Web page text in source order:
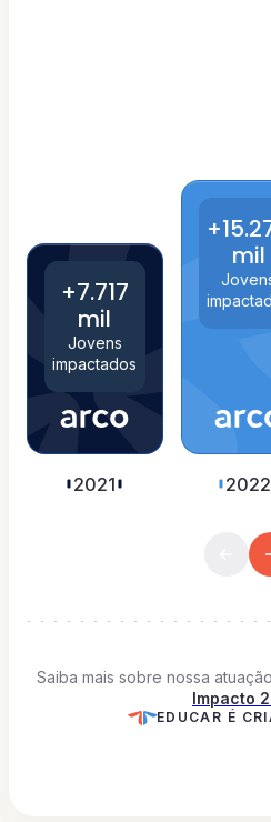
+7.717
mil
Jovens
impactados
2021
mil
2022
Saiba mais sobre nossa
Impacto
EDUCAR É